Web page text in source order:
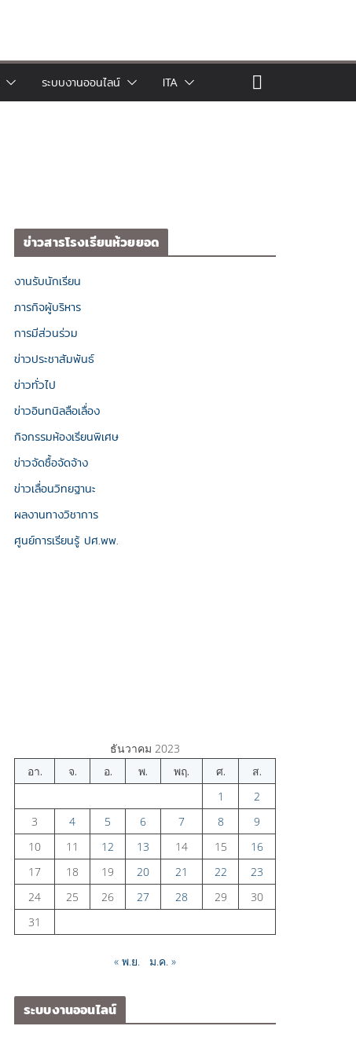
ระบบงานออนไลน์ ITA
ข่าวสารโรงเรียนห้วยยอด
งานรับนักเรียน
ภารกิจผู้บริหาร
การมีส่วนร่วม
ข่าวประชาสัมพันธ์
ข่าวทั่วไป
ข่าวอินทนิลลือเลื่อง
กิจกรรมห้องเรียนพิเศษ
ข่าวจัดซื้อจัดจ้าง
ข่าวเลื่อนวิทยฐานะ
ผลงานทางวิชาการ
ศูนย์การเรียนรู้ ปศ.พพ.
ธันวาคม 2023
อา.
จ. อ. พ. พฤ. ศ.
ส.
1
2
3
4 5 6 7 8
9
10
11 12 13 14 15
16
17
18 19 20 21 22
23
24
25 26 27 28 29
30
31
« พ.ย. ม.ค. »
ระบบงานออนไลน์